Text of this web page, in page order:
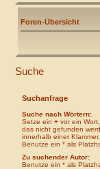
Foren-Übersicht
Suche
Suchanfrage
Suche nach Wörtern:
Setze ein + vor ein
das nicht gefunden
innerhalb einer
Benutze ein * als
Zu suchender Autor:
Benutze ein * als